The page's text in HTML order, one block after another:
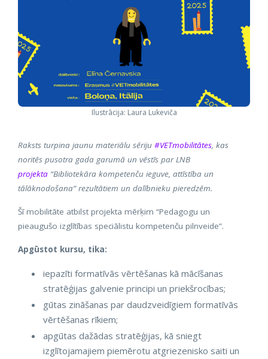
Ilustrācija: Laura Lukeviča
Raksts turpina jaunu materiālu sēriju #VETmobilitātes, kas
noritēs pusotra gada garumā un vēstīs par LNB
projekta “Bibliotekāra kompetenču ieguve, attīstība un
tālāknodošana” rezultātiem un dalībnieku pieredzēm.
Šī mobilitāte atbilst projekta mērķim “Pedagogu un
pieaugušo izglītības speciālistu kompetenču pilnveide”.
Apgūstot kursu, tika:
iepazīti formatīvās vērtēšanas kā mācīšanas
stratēģijas galvenie principi un priekšrocības;
gūtas zināšanas par daudzveidīgiem formatīvās
vērtēšanas rīkiem;
apgūtas dažādas stratēģijas, kā sniegt
izglītojamajiem piemērotu atgriezenisko saiti un